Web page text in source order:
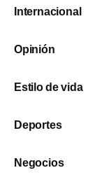
Internacional
Opinión
Estilo de vida
Deportes
Negocios